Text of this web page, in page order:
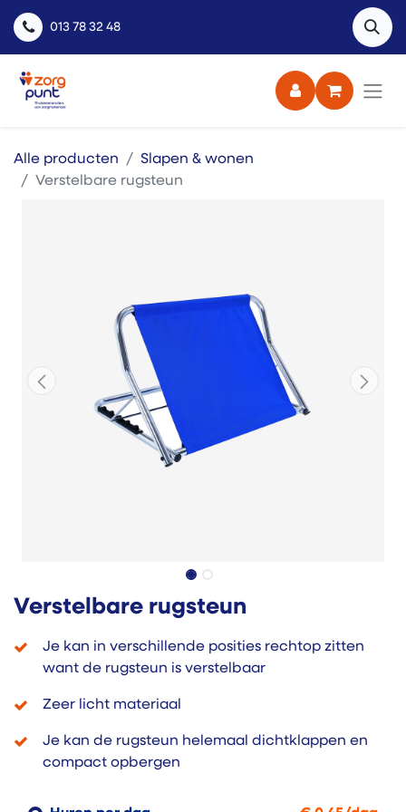
013 78 32 48
Alle producten
Slapen & wonen
Verstelbare rugsteun
Verstelbare rugsteun
Je kan in verschillende posities rechtop zitten
want de rugsteun is verstelbaar
Zeer licht materiaal
Je kan de rugsteun helemaal dichtklappen en
compact opbergen